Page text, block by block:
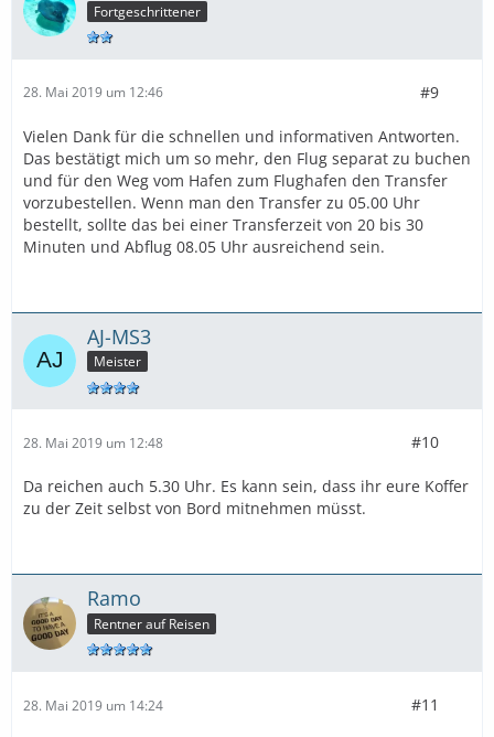
Fortgeschrittener
28. Mai 2019 um 12:46 #9
Vielen Dank für die schnellen und informativen Antworten.
Das bestätigt mich um so mehr, den Flug separat zu buchen
und für den Weg vom Hafen zum Flughafen den Transfer
vorzubestellen. Wenn man den Transfer zu 05.00 Uhr
bestellt, sollte das bei einer Transferzeit von 20 bis 30
Minuten und Abflug 08.05 Uhr ausreichend sein.
AJ-MS3
Meister
28. Mai 2019 um 12:48 #10
Da reichen auch 5.30 Uhr. Es kann sein, dass ihr eure Koffer
zu der Zeit selbst von Bord mitnehmen müsst.
Ramo
Rentner auf Reisen
28. Mai 2019 um 14:24 #11